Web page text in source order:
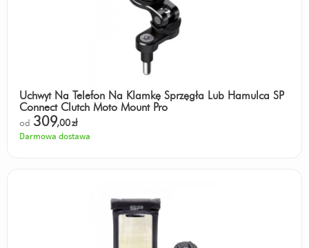
Uchwyt Na Telefon Na Klamkę Sprzęgła Lub Hamulca SP
Connect Clutch Moto Mount Pro
od 309,00zł
Darmowa dostawa